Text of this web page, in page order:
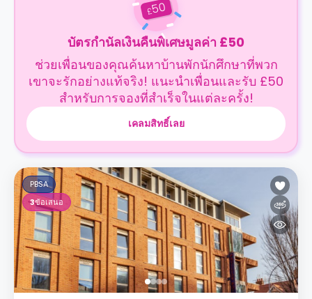
£50
บัตรกำนัลเงินคืนพิเศษมูลค่า £50
ช่วยเพื่อนของคุณค้นหาบ้านพักนักศึกษาที่พวก
เขาจะรักอย่างแท้จริง! แนะนำเพื่อนและรับ £50
สำหรับการจองที่สำเร็จในแต่ละครั้ง!
เคลมสิทธิ์เลย
PBSA
3ข้อเสนอ